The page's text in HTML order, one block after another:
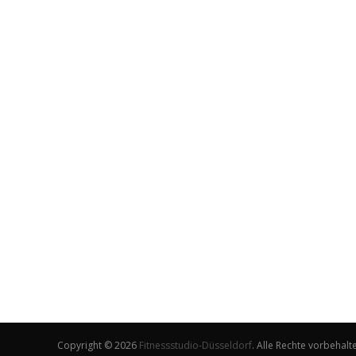
Copyright © 2026 Fitnessstudio-Düsseldorf. Alle Rechte